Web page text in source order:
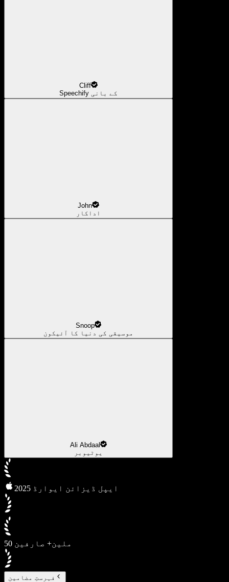
Cliff
Speechify کے بانی
John
اداکار
Snoop
موسیقی کی دنیا کا آئیکون
Ali Abdaal
یوٹیوبر
2025 ایپل ڈیزائن ایوارڈ
50 ملین+ صارفین
فہرستِ مضامین